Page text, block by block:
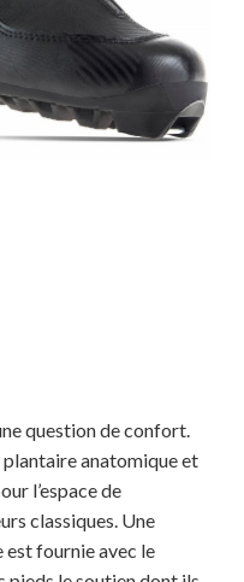
question de confort.
plantaire anatomique et
l’espace de
classiques. Une
fournie avec le